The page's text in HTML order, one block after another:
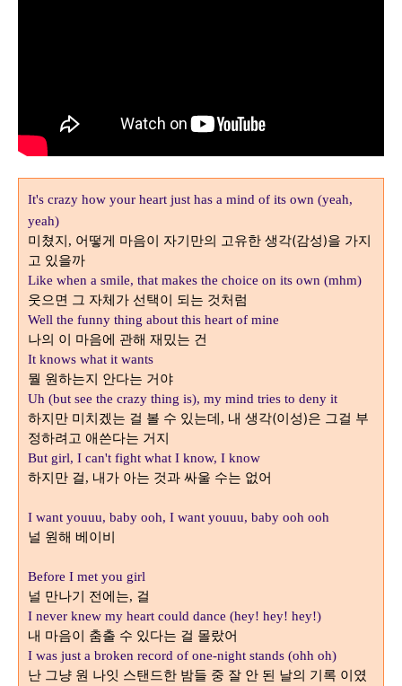
It's crazy how your heart just has a mind of its own (yeah,
yeah)
미쳤지, 어떻게 마음이 자기만의 고유한 생각(감성)을 가지
고 있을까
Like when a smile, that makes the choice on its own (mhm)
웃으면 그 자체가 선택이 되는 것처럼
Well the funny thing about this heart of mine
나의 이 마음에 관해 재밌는 건
It knows what it wants
뭘 원하는지 안다는 거야
Uh (but see the crazy thing is), my mind tries to deny it
하지만 미치겠는 걸 볼 수 있는데, 내 생각(이성)은 그걸 부
정하려고 애쓴다는 거지
But girl, I can't fight what I know, I know
하지만 걸, 내가 아는 것과 싸울 수는 없어
I want youuu, baby ooh, I want youuu, baby ooh ooh
널 원해 베이비
Before I met you girl
널 만나기 전에는, 걸
I never knew my heart could dance (hey! hey! hey!)
내 마음이 춤출 수 있다는 걸 몰랐어
I was just a broken record of one-night stands (ohh oh)
난 그냥 원 나잇 스탠드한 밤들 중 잘 안 된 날의 기록 이였